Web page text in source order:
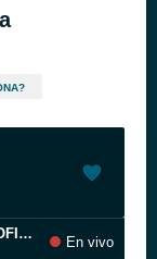
ERAS TÚ - EDSON NUÑEZ (VIDEO OFICIAL)
En vivo